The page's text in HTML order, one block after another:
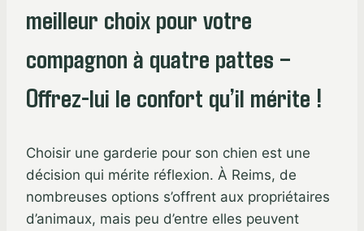
meilleur choix pour votre
compagnon à quatre pattes –
Offrez-lui le confort qu’il mérite !
Choisir une garderie pour son chien est une
décision qui mérite réflexion. À Reims, de
nombreuses options s’offrent aux propriétaires
d’animaux, mais peu d’entre elles peuvent